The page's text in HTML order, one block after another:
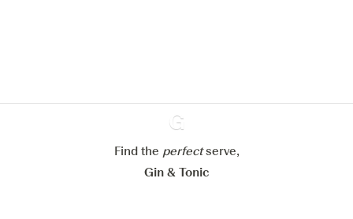
Ginventory
Find the perfectserve,
Gin & Tonic
Refuser tout Accepter tout